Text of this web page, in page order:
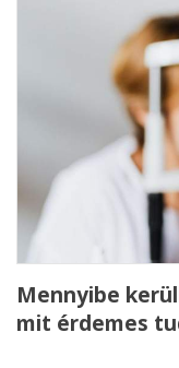
Mennyibe
mit érdemes